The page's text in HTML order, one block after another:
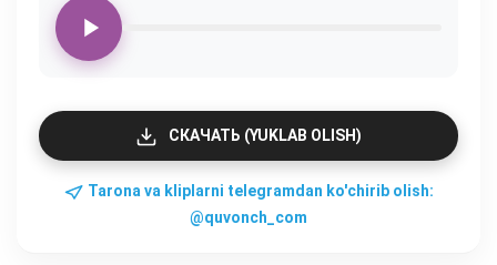
СКАЧАТЬ (YUKLAB OLISH)
Tarona va kliplarni telegramdan ko'chirib olish:
@quvonch_com